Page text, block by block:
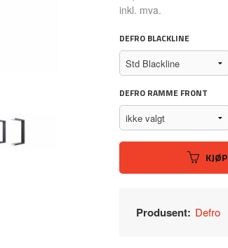
Rabatt
inkl. mva.
DEFRO BLACKLINE
DEFRO RAMME FRONT
KJØP
Produsent: Defro